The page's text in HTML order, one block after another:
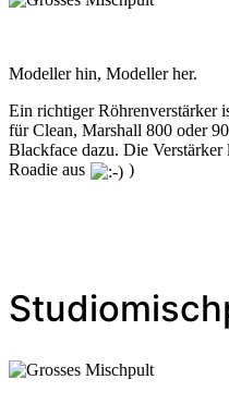
Modeller hin, Modeller her.
Ein richtiger Röhrenverstärker
für Clean, Marshall 800 oder
Blackface dazu. Die
Roadie aus
)